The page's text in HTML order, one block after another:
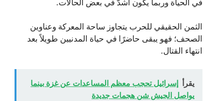
الثمن الحقيقي للحرب يتجاوز ساحة المعركة وعناوين
الصحف؛ فهو يبقى حاضرًا في حياة المدنيين طويلاً بعد
انتهاء القتال.
يقرأ إسرائيل تحجب معظم المساعدات عن غزة بينما
يواصل الجيش شن هجمات جديدة